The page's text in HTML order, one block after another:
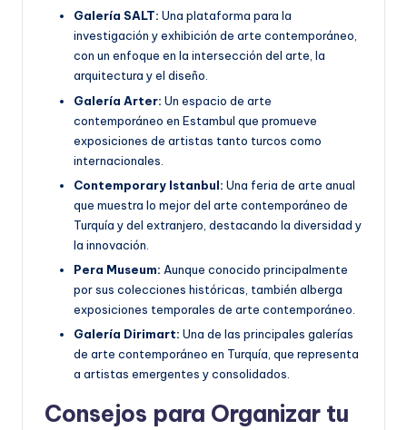
Galería SALT: Una plataforma para la
investigación y exhibición de arte contemporáneo,
con un enfoque en la intersección del arte, la
arquitectura y el diseño.
Galería Arter: Un espacio de arte
contemporáneo en Estambul que promueve
exposiciones de artistas tanto turcos como
internacionales.
Contemporary Istanbul: Una feria de arte anual
que muestra lo mejor del arte contemporáneo de
Turquía y del extranjero, destacando la diversidad y
la innovación.
Pera Museum: Aunque conocido principalmente
por sus colecciones históricas, también alberga
exposiciones temporales de arte contemporáneo.
Galería Dirimart: Una de las principales galerías
de arte contemporáneo en Turquía, que representa
a artistas emergentes y consolidados.
Consejos para Organizar tu